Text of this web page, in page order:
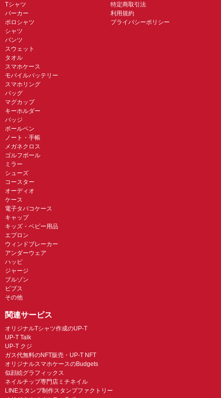
Tシャツ
パーカー
ポロシャツ
シャツ
パンツ
スウェット
タオル
スマホケース
モバイルバッテリー
スマホリング
バッグ
マグカップ
キーホルダー
バッジ
ボールペン
ノート・手帳
メガネクロス
ゴルフボール
ミラー
シューズ
コースター
オーディオ
ケース
電子タバコケース
キャップ
キッズ・ベビー用品
エプロン
ウィンドブレーカー
アンダーウェア
ハッピ
ジャージ
ブルゾン
ビブス
その他
特定商取引法
利用規約
プライバシーポリシー
関連サービス
オリジナルTシャツ作成のUP-T
UP-T Talk
UP-T クジ
ガス代無料のNFT販売・UP-T NFT
オリジナルスマホケースのBudgets
似顔絵グラフィックス
ネイルチップ専門店ミチネイル
LINEスタンプ制作スタンプファクトリー